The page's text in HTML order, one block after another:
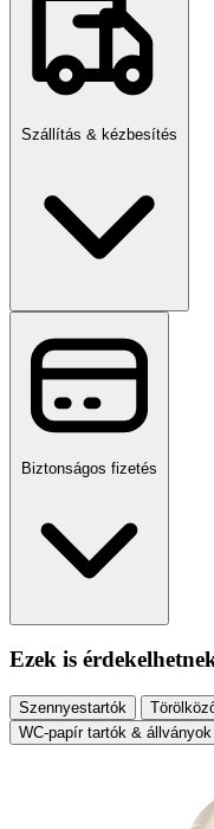
Szállítás & kézbesítés
Biztonságos fizetés
Ezek is
Szennyestartók
WC-papír tartók & állványok